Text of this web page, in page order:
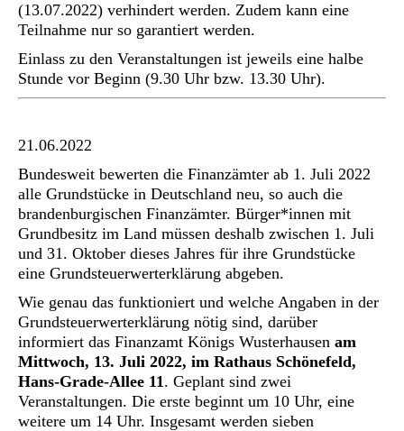
(13.07.2022) verhindert werden. Zudem kann eine
Teilnahme nur so garantiert werden.
Einlass zu den Veranstaltungen ist jeweils eine halbe
Stunde vor Beginn (9.30 Uhr bzw. 13.30 Uhr).
21.06.2022
Bundesweit bewerten die Finanzämter ab 1. Juli 2022
alle Grundstücke in Deutschland neu, so auch die
brandenburgischen Finanzämter. Bürger*innen mit
Grundbesitz im Land müssen deshalb zwischen 1. Juli
und 31. Oktober dieses Jahres für ihre Grundstücke
eine Grundsteuerwerterklärung abgeben.
Wie genau das funktioniert und welche Angaben in der
Grundsteuerwerterklärung nötig sind, darüber
informiert das Finanzamt Königs Wusterhausen am
Mittwoch, 13. Juli 2022, im Rathaus Schönefeld,
Hans-Grade-Allee 11. Geplant sind zwei
Veranstaltungen. Die erste beginnt um 10 Uhr, eine
weitere um 14 Uhr. Insgesamt werden sieben